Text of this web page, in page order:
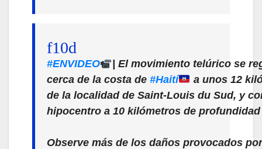
#ENVIDEO
| El movimiento telúrico se
cerca de la costa de #Haití
a unos 12
de la localidad de Saint-Louis du Sud, y
hipocentro a 10 kilómetros de profundidad
Observe más de los daños provocados